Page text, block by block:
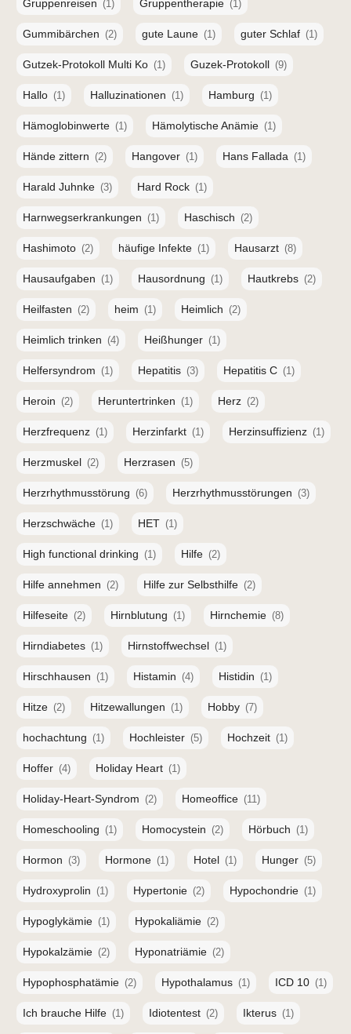
Gruppenreisen (1) Gruppentherapie (1)
Gummibärchen (2) gute Laune (1) guter Schlaf (1)
Gutzek-Protokoll Multi Ko (1) Guzek-Protokoll (9)
Hallo (1) Halluzinationen (1) Hamburg (1)
Hämoglobinwerte (1) Hämolytische Anämie (1)
Hände zittern (2) Hangover (1) Hans Fallada (1)
Harald Juhnke (3) Hard Rock (1)
Harnwegserkrankungen (1) Haschisch (2)
Hashimoto (2) häufige Infekte (1) Hausarzt (8)
Hausaufgaben (1) Hausordnung (1) Hautkrebs (2)
Heilfasten (2) heim (1) Heimlich (2)
Heimlich trinken (4) Heißhunger (1)
Helfersyndrom (1) Hepatitis (3) Hepatitis C (1)
Heroin (2) Heruntertrinken (1) Herz (2)
Herzfrequenz (1) Herzinfarkt (1) Herzinsuffizienz (1)
Herzmuskel (2) Herzrasen (5)
Herzrhythmusstörung (6) Herzrhythmusstörungen (3)
Herzschwäche (1) HET (1)
High functional drinking (1) Hilfe (2)
Hilfe annehmen (2) Hilfe zur Selbsthilfe (2)
Hilfeseite (2) Hirnblutung (1) Hirnchemie (8)
Hirndiabetes (1) Hirnstoffwechsel (1)
Hirschhausen (1) Histamin (4) Histidin (1)
Hitze (2) Hitzewallungen (1) Hobby (7)
hochachtung (1) Hochleister (5) Hochzeit (1)
Hoffer (4) Holiday Heart (1)
Holiday-Heart-Syndrom (2) Homeoffice (11)
Homeschooling (1) Homocystein (2) Hörbuch (1)
Hormon (3) Hormone (1) Hotel (1) Hunger (5)
Hydroxyprolin (1) Hypertonie (2) Hypochondrie (1)
Hypoglykämie (1) Hypokaliämie (2)
Hypokalzämie (2) Hyponatriämie (2)
Hypophosphatämie (2) Hypothalamus (1) ICD 10 (1)
Ich brauche Hilfe (1) Idiotentest (2) Ikterus (1)